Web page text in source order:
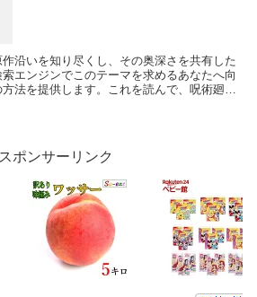
沿いを知り尽くし、その奥深さを共有した
エンジンでこのテーマを求めるあなたへ向
法を提供します。これを読んで、呪術廻戦
スポンサーリンク